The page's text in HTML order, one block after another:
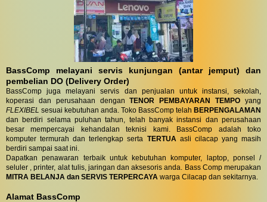
BassComp melayani servis kunjungan (antar jemput) dan
pembelian DO (Delivery Order)
BassComp juga melayani servis dan penjualan untuk instansi, sekolah,
koperasi dan perusahaan denganTENOR PEMBAYARAN TEMPO yang
FLEXIBEL sesuai kebutuhan anda. Toko BassComp telah BERPENGALAMAN
dan berdiri selama puluhan tahun, telah banyak instansi dan perusahaan
besar mempercayai kehandalan teknisi kami. BassComp adalah toko
komputer termurah dan terlengkap serta TERTUAasli cilacap yang masih
berdiri sampai saat ini.
Dapatkan penawaran terbaik untuk kebutuhan komputer, laptop, ponsel /
seluler , printer, alat tulis, jaringan dan aksesoris anda. Bass Comp merupakan
MITRA BELANJA dan SERVIS TERPERCAYA warga Cilacap dan sekitarnya.
Alamat BassComp